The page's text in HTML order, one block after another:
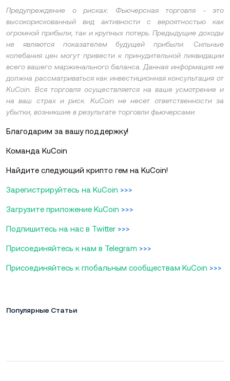
Предупреждение о рисках: Фьючерсная торговля - это
высокорискованный вид активности с вероятностью как
огромной прибыли, так и крупных потерь. Предыдущие доходы
не являются показателем будущей прибыли. Сильные
колебания цен могут привести к принудительной ликвидации
всего вашего маржинального баланса. Данная информация не
должна рассматриваться как инвестиционная консультация от
KuCoin. Вся торговля осуществляется на ваше усмотрение и
на ваш страх и риск. KuCoin не несет ответственности за
убытки, возникшие в результате торговли фьючерсами.
Благодарим за вашу поддержку!
Команда KuCoin
Найдите следующий крипто гем на KuCoin!
Зарегистрируйтесь на KuCoin >>>
Загрузите приложение KuCoin >>>
Подпишитесь на нас в Twitter >>>
Присоединяйтесь к нам в Telegram >>>
Присоединяйтесь к глобальным сообществам KuCoin >>>
Популярные Статьи